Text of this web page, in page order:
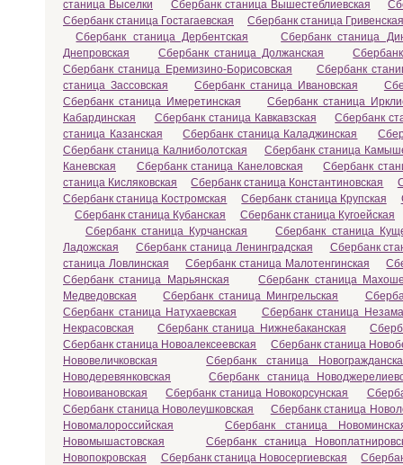
станица Выселки Сбербанк станица Вышестеблиевская
Сбербанк станица Гостагаевская
Сбербанк станица Гривенская
Сбербанк станица Дербентская
Сбербанк станица
Днепровская
Сбербанк станица Должанская
Сбербанк станица Еремизино-Борисовская
Сбербанк
станица Зассовская
Сбербанк станица Ивановская
Сбербанк станица Имеретинская
Сбербанк станица
Кабардинская
Сбербанк станица Кавкавзская
Сбербанк
станица Казанская
Сбербанк станица Каладжинская
Сбербанк станица Калниболотская
Сбербанк станица
Каневская
Сбербанк станица Канеловская
Сбербанк
станица Кисляковская
Сбербанк станица Константиновская
Сбербанк станица Костромская
Сбербанк станица Крупская
Сбербанк станица Кубанская
Сбербанк станица Кугоейская
Сбербанк станица Курчанская
Сбербанк станица
Ладожская
Сбербанк станица Ленинградская
Сбербанк
станица Ловлинская
Сбербанк станица Малотенгинская
Сбербанк станица Марьянская
Сбербанк станица
Медведовская
Сбербанк станица Мингрельская
Сбербанк станица Натухаевская
Сбербанк станица
Некрасовская
Сбербанк станица Нижнебаканская
Сбербанк станица Новоалексеевская
Сбербанк станица
Нововеличковская
Сбербанк станица
Новодеревянковская
Сбербанк станица
Новоивановская
Сбербанк станица Новокорсунская
Сбербанк станица Новолеушковская
Сбербанк станица
Новомалороссийская
Сбербанк станица
Новомышастовская
Сбербанк станица
Новопокровская
Сбербанк станица Новосергиевская